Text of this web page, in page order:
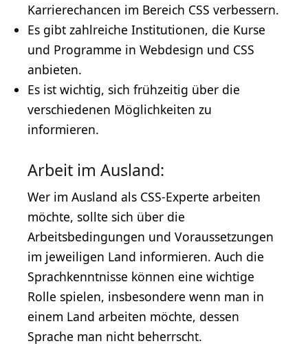
Karrierechancen im Bereich CSS verbessern.
Es gibt zahlreiche Institutionen, die Kurse
und Programme in Webdesign und CSS
anbieten.
Es ist wichtig, sich frühzeitig über die
verschiedenen Möglichkeiten zu
informieren.
Arbeit im Ausland:
Wer im Ausland als CSS-Experte arbeiten
möchte, sollte sich über die
Arbeitsbedingungen und Voraussetzungen
im jeweiligen Land informieren. Auch die
Sprachkenntnisse können eine wichtige
Rolle spielen, insbesondere wenn man in
einem Land arbeiten möchte, dessen
Sprache man nicht beherrscht.